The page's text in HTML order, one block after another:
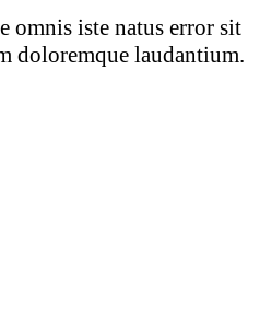
omnis iste natus error sit
doloremque laudantium.